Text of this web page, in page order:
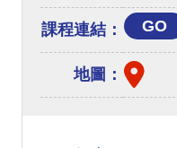
課程連結： GO
地圖：